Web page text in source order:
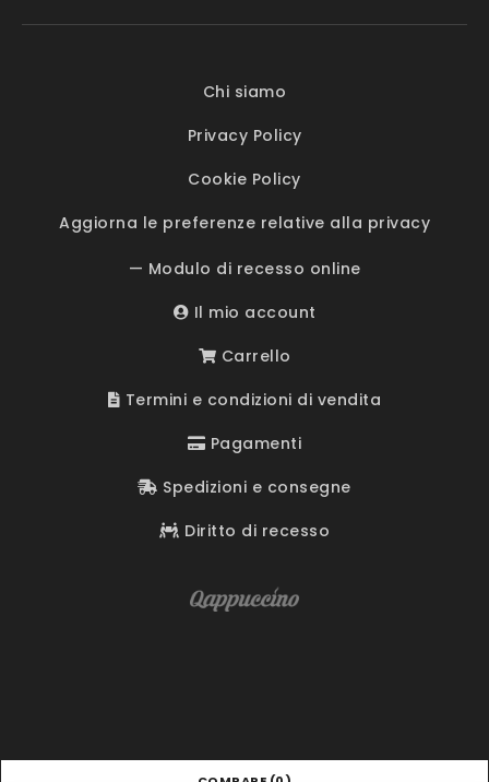
Chi siamo
Privacy Policy
Cookie Policy
Aggiorna le preferenze relative alla privacy
— Modulo di recesso online
Il mio account
Carrello
Termini e condizioni di vendita
Pagamenti
Spedizioni e consegne
Diritto di recesso